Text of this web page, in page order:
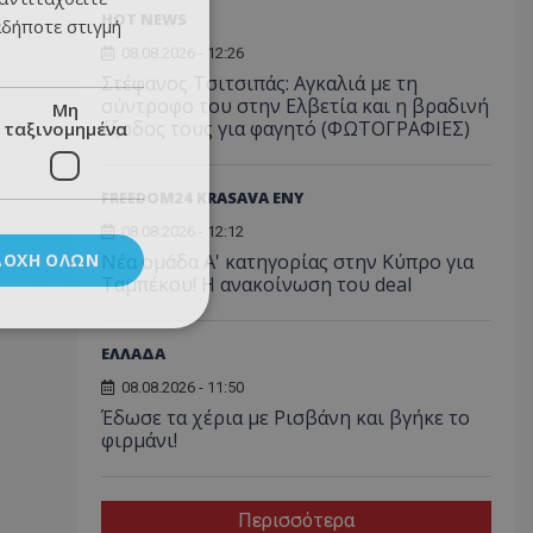
HOT NEWS
08.08.2026 - 12:26
Στέφανος Τσιτσιπάς: Αγκαλιά με τη
σύντροφο του στην Ελβετία και η βραδινή
έξοδος τους για φαγητό (ΦΩΤΟΓΡΑΦΙΕΣ)
FREEDOM24 KRASAVA ΕΝΥ
08.08.2026 - 12:12
Νέα ομάδα Α' κατηγορίας στην Κύπρο για
Ταμπέκου! Η ανακοίνωση του deal
ΕΛΛΑΔΑ
08.08.2026 - 11:50
Έδωσε τα χέρια με Ρισβάνη και βγήκε το
φιρμάνι!
Περισσότερα
στιγμή
Μη
ταξινομημένα
ΌΛΩΝ